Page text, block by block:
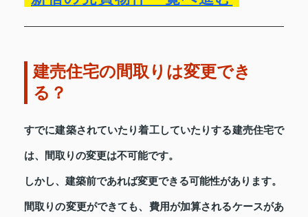
建売住宅の間取りは変更でき
る？
すでに建築されていたり着工していたりする建売住宅で
は、間取りの変更は不可能です。
しかし、建築前であれば変更できる可能性があります。
間取りの変更ができても、費用が加算されるケースがあ